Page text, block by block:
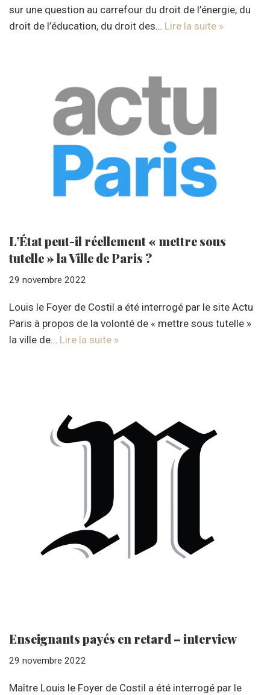
sur une question au carrefour du droit de l’énergie, du
droit de l’éducation, du droit des… Lire la suite »
L’État peut-il réellement « mettre sous
tutelle » la Ville de Paris ?
29 novembre 2022
Louis le Foyer de Costil a été interrogé par le site Actu
Paris à propos de la volonté de « mettre sous tutelle »
la ville de… Lire la suite »
Enseignants payés en retard – interview
29 novembre 2022
Maître Louis le Foyer de Costil a été interrogé par le